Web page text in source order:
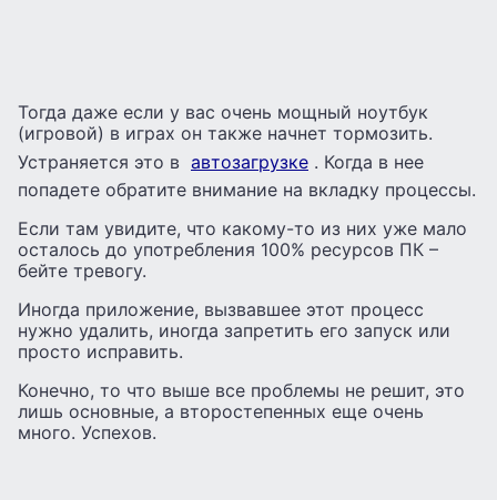
Тогда даже если у вас очень мощный ноутбук
(игровой) в играх он также начнет тормозить.
Устраняется это в автозагрузке . Когда в нее
попадете обратите внимание на вкладку процессы.
Если там увидите, что какому-то из них уже мало
осталось до употребления 100% ресурсов ПК –
бейте тревогу.
Иногда приложение, вызвавшее этот процесс
нужно удалить, иногда запретить его запуск или
просто исправить.
Конечно, то что выше все проблемы не решит, это
лишь основные, а второстепенных еще очень
много. Успехов.